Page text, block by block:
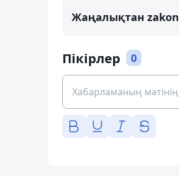
Жаңалықтан
Пікірлер 0